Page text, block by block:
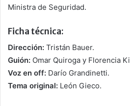
Ministra de Seguridad.
Ficha técnica:
Dirección: Tristán Bauer.
Guión: Omar Quiroga y Florencia
Voz en off: Darío Grandinetti.
Tema original: León Gieco.